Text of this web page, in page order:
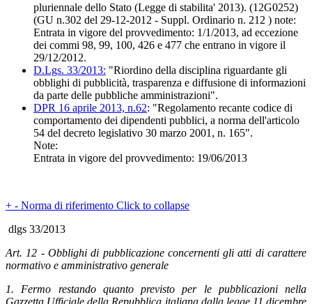
pluriennale dello Stato (Legge di stabilita' 2013). (12G0252)
(GU n.302 del 29-12-2012 - Suppl. Ordinario n. 212 ) note:
Entrata in vigore del provvedimento: 1/1/2013, ad eccezione
dei commi 98, 99, 100, 426 e 477 che entrano in vigore il
29/12/2012.
D.Lgs. 33/2013: "Riordino della disciplina riguardante gli
obblighi di pubblicità, trasparenza e diffusione di informazioni
da parte delle pubbliche amministrazioni".
DPR 16 aprile 2013, n.62: "Regolamento recante codice di
comportamento dei dipendenti pubblici, a norma dell'articolo
54 del decreto legislativo 30 marzo 2001, n. 165".
Note:
Entrata in vigore del provvedimento: 19/06/2013
+ - Norma di riferimento Click to collapse
dlgs 33/2013
Art. 12 - Obblighi di pubblicazione concernenti gli atti di carattere
normativo e amministrativo generale
1. Fermo restando quanto previsto per le pubblicazioni nella
Gazzetta Ufficiale della Repubblica italiana dalla legge 11 dicembre